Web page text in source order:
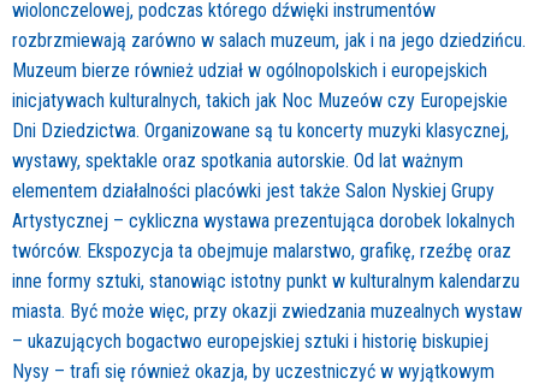
wiolonczelowej, podczas którego dźwięki instrumentów
rozbrzmiewają zarówno w salach muzeum, jak i na jego dziedzińcu.
Muzeum bierze również udział w ogólnopolskich i europejskich
inicjatywach kulturalnych, takich jak Noc Muzeów czy Europejskie
Dni Dziedzictwa. Organizowane są tu koncerty muzyki klasycznej,
wystawy, spektakle oraz spotkania autorskie. Od lat ważnym
elementem działalności placówki jest także Salon Nyskiej Grupy
Artystycznej – cykliczna wystawa prezentująca dorobek lokalnych
twórców. Ekspozycja ta obejmuje malarstwo, grafikę, rzeźbę oraz
inne formy sztuki, stanowiąc istotny punkt w kulturalnym kalendarzu
miasta. Być może więc, przy okazji zwiedzania muzealnych wystaw
– ukazujących bogactwo europejskiej sztuki i historię biskupiej
Nysy – trafi się również okazja, by uczestniczyć w wyjątkowym